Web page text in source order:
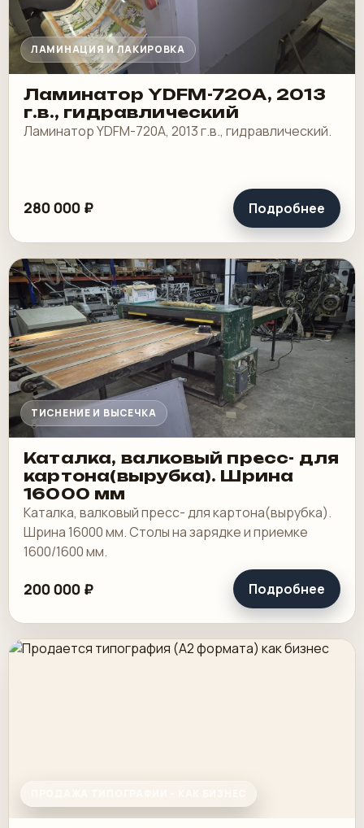
ЛАМИНАЦИЯ И ЛАКИРОВКА
Ламинатор YDFM-720А, 2013
г.в., гидравлический
Ламинатор YDFM-720А, 2013 г.в., гидравлический.
280 000 ₽ Подробнее
ТИСНЕНИЕ И ВЫСЕЧКА
Каталка, валковый пресс- для
картона(вырубка). Шрина
16000 мм
Каталка, валковый пресс- для картона(вырубка).
Шрина 16000 мм. Столы на зарядке и приемке
1600/1600 мм.
200 000 ₽ Подробнее